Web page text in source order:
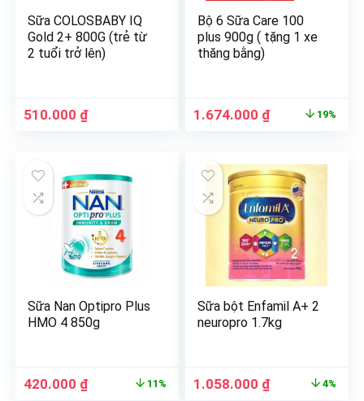
Sữa COLOSBABY IQ
Gold 2+ 800G (trẻ từ
2 tuổi trở lên)
510.000 ₫
Bộ 6 Sữa Care 100
plus 900g ( tặng 1 xe
thăng bằng)
1.674.000 ₫ 19%
Sữa Nan Optipro Plus
HMO 4 850g
420.000 ₫ 11%
Sữa bột Enfamil A+ 2
neuropro 1.7kg
1.058.000 ₫ 4%